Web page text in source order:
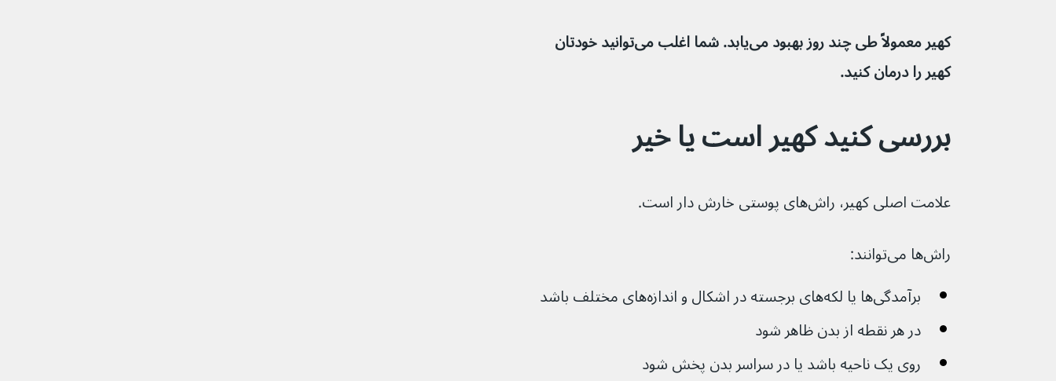
کهیر معمولاً طی چند روز بهبود می‌یابد. شما اغلب می‌توانید خودتان
کهیر را درمان کنید.
بررسی کنید کهیر است یا خیر
علامت اصلی کهیر، راش‌های پوستی خارش دار است.
راش‌ها می‌توانند:
برآمدگی‌ها یا لکه‌های برجسته در اشکال و اندازه‌های مختلف باشد
در هر نقطه از بدن ظاهر شود
روی یک ناحیه باشد یا در سراسر بدن پخش شود